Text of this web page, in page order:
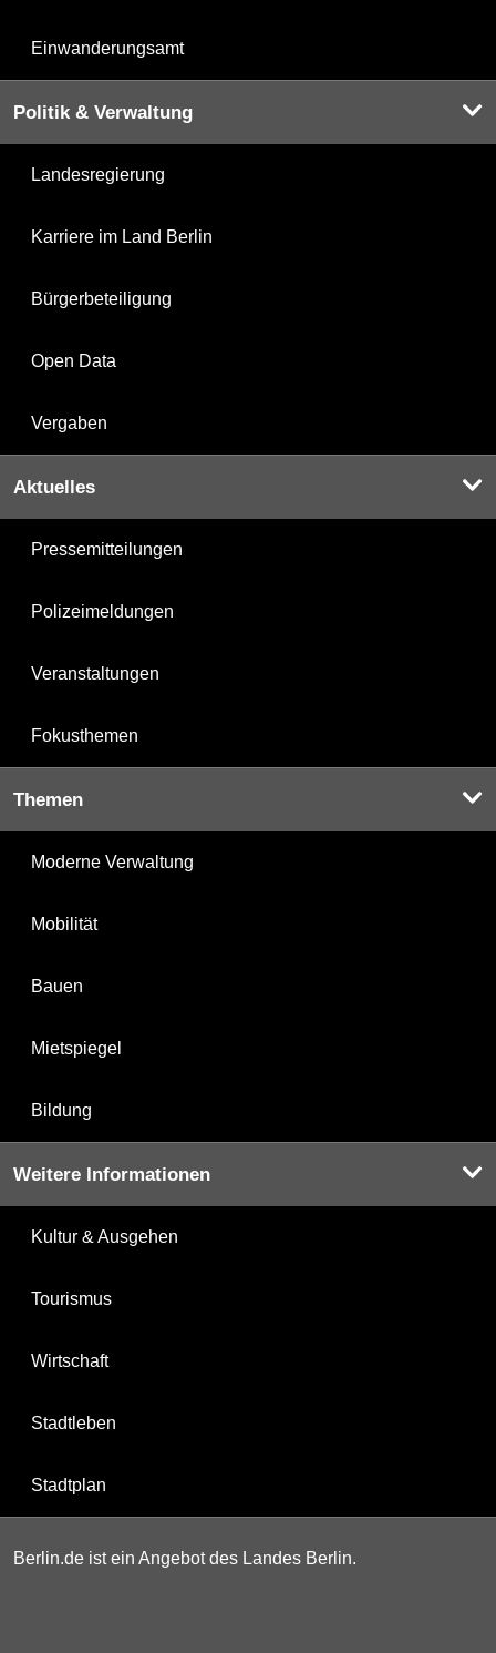
Einwanderungsamt
Politik & Verwaltung
Landesregierung
Karriere im Land Berlin
Bürgerbeteiligung
Open Data
Vergaben
Aktuelles
Pressemitteilungen
Polizeimeldungen
Veranstaltungen
Fokusthemen
Themen
Moderne Verwaltung
Mobilität
Bauen
Mietspiegel
Bildung
Weitere Informationen
Kultur & Ausgehen
Tourismus
Wirtschaft
Stadtleben
Stadtplan
Berlin.de ist ein Angebot des Landes Berlin.